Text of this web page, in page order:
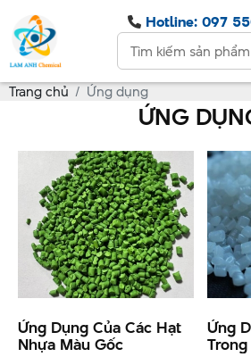
Hotline: 097
Trang chủ Ứng dụng
ỨNG
Ứng Dụng Của Các Hạt
Nhựa Màu Gốc
Ứng